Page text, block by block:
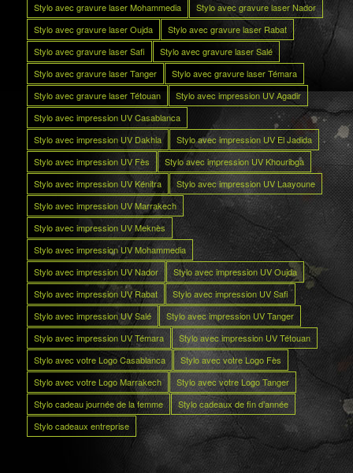
Stylo avec gravure laser Mohammedia
Stylo avec gravure laser Nador
Stylo avec gravure laser Oujda
Stylo avec gravure laser Rabat
Stylo avec gravure laser Safi
Stylo avec gravure laser Salé
Stylo avec gravure laser Tanger
Stylo avec gravure laser Témara
Stylo avec gravure laser Tétouan
Stylo avec impression UV Agadir
Stylo avec impression UV Casablanca
Stylo avec impression UV Dakhla
Stylo avec impression UV El Jadida
Stylo avec impression UV Fès
Stylo avec impression UV Khouribga
Stylo avec impression UV Kénitra
Stylo avec impression UV Laayoune
Stylo avec impression UV Marrakech
Stylo avec impression UV Meknès
Stylo avec impression UV Mohammedia
Stylo avec impression UV Nador
Stylo avec impression UV Oujda
Stylo avec impression UV Rabat
Stylo avec impression UV Safi
Stylo avec impression UV Salé
Stylo avec impression UV Tanger
Stylo avec impression UV Témara
Stylo avec impression UV Tétouan
Stylo avec votre Logo Casablanca
Stylo avec votre Logo Fès
Stylo avec votre Logo Marrakech
Stylo avec votre Logo Tanger
Stylo cadeau journée de la femme
Stylo cadeaux de fin d’année
Stylo cadeaux entreprise